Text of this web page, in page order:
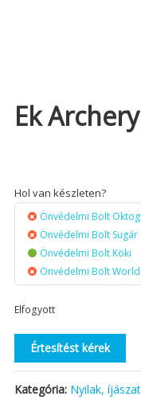
Ek
Hol van készleten?
Önvédelmi Bolt
Önvédelmi Bolt Sugár
Önvédelmi Bolt Köki
Önvédelmi Bolt
Elfogyott
Értesítést kérek
Kategória: Nyilak,